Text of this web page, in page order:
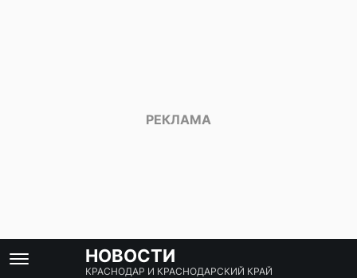
НОВОСТИ
КРАСНОДАР И КРАСНОДАРСКИЙ КРАЙ